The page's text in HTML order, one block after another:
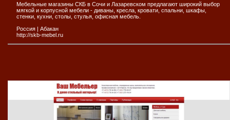
Мебельные магазины СКБ в Сочи и Лазаревском предлагают широкий выбор
мягкой и корпусной мебели - диваны, кресла, кровати, спальни, шкафы,
стенки, кухни, столы, стулья, офисная мебель.
Россия | Абакан
http://skb-mebel.ru